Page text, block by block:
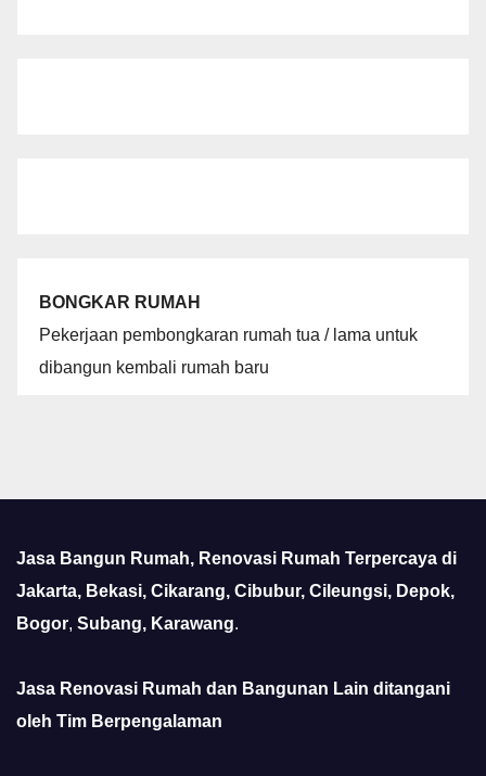
BONGKAR RUMAH
Pekerjaan pembongkaran rumah tua / lama untuk
dibangun kembali rumah baru
Jasa Bangun Rumah, Renovasi Rumah Terpercaya di
Jakarta, Bekasi, Cikarang, Cibubur, Cileungsi, Depok,
Bogor, Subang, Karawang.
Jasa Renovasi Rumah dan Bangunan Lain ditangani
oleh Tim Berpengalaman